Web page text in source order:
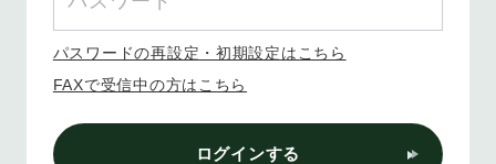
パスワードの再設定・初期設定はこちら
FAXで受信中の方はこちら
ログインする